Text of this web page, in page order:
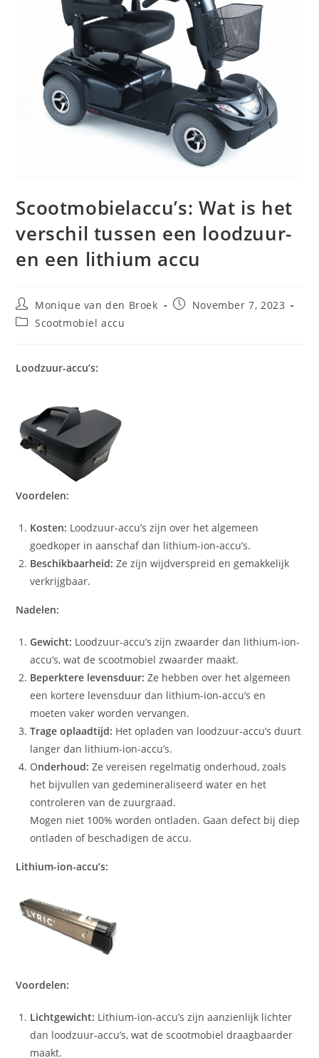
Scootmobielaccu’s: Wat is het
verschil tussen een loodzuur-
en een lithium accu
Post
author:
Monique van den Broek
PostNovember 7, 2023
PostScootmobiel accu
Loodzuur-accu’s:
Voordelen:
Kosten: Loodzuur-accu’s zijn over het algemeen
goedkoper in aanschaf dan lithium-ion-accu’s.
Beschikbaarheid: Ze zijn wijdverspreid en gemakkelijk
verkrijgbaar.
Nadelen:
Gewicht: Loodzuur-accu’s zijn zwaarder dan lithium-ion-
accu’s, wat de scootmobiel zwaarder maakt.
Beperktere levensduur: Ze hebben over het algemeen
een kortere levensduur dan lithium-ion-accu’s en
moeten vaker worden vervangen.
Trage oplaadtijd: Het opladen van loodzuur-accu’s duurt
langer dan lithium-ion-accu’s.
Onderhoud: Ze vereisen regelmatig onderhoud, zoals
het bijvullen van gedemineraliseerd water en het
controleren van de zuurgraad.
Mogen niet 100% worden ontladen. Gaan defect bij diep
ontladen of beschadigen de accu.
Lithium-ion-accu’s:
Voordelen:
Lichtgewicht: Lithium-ion-accu’s zijn aanzienlijk lichter
dan loodzuur-accu’s, wat de scootmobiel draagbaarder
maakt.